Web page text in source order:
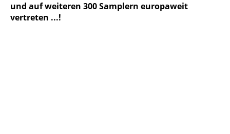
und auf weiteren 300 Samplern europaweit
vertreten ...!